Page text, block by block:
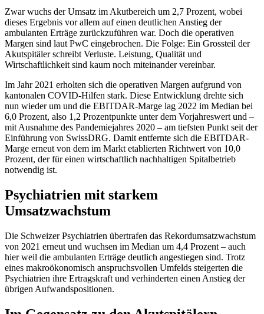
Zwar wuchs der Umsatz im Akutbereich um 2,7 Prozent, wobei
dieses Ergebnis vor allem auf einen deutlichen Anstieg der
ambulanten Erträge zurückzuführen war. Doch die operativen
Margen sind laut PwC eingebrochen. Die Folge: Ein Grossteil der
Akutspitäler schreibt Verluste. Leistung, Qualität und
Wirtschaftlichkeit sind kaum noch miteinander vereinbar.
Im Jahr 2021 erholten sich die operativen Margen aufgrund von
kantonalen COVID-Hilfen stark. Diese Entwicklung drehte sich
nun wieder um und die EBITDAR-Marge lag 2022 im Median bei
6,0 Prozent, also 1,2 Prozentpunkte unter dem Vorjahreswert und –
mit Ausnahme des Pandemiejahres 2020 – am tiefsten Punkt seit der
Einführung von SwissDRG. Damit entfernte sich die EBITDAR-
Marge erneut von dem im Markt etablierten Richtwert von 10,0
Prozent, der für einen wirtschaftlich nachhaltigen Spitalbetrieb
notwendig ist.
Psychiatrien mit starkem
Umsatzwachstum
Die Schweizer Psychiatrien übertrafen das Rekordumsatzwachstum
von 2021 erneut und wuchsen im Median um 4,4 Prozent – auch
hier weil die ambulanten Erträge deutlich angestiegen sind. Trotz
eines makroökonomisch anspruchsvollen Umfelds steigerten die
Psychiatrien ihre Ertragskraft und verhinderten einen Anstieg der
übrigen Aufwandspositionen.